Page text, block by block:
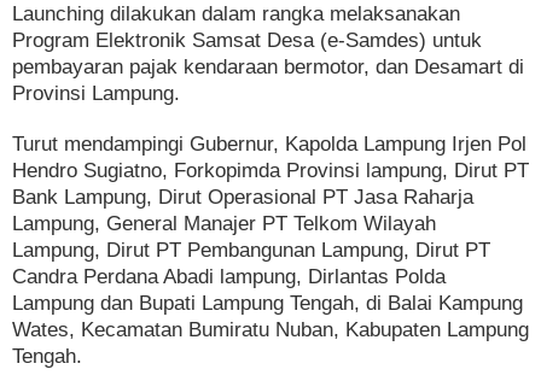
Launching dilakukan dalam rangka melaksanakan
Program Elektronik Samsat Desa (e-Samdes) untuk
pembayaran pajak kendaraan bermotor, dan Desamart di
Provinsi Lampung.
Turut mendampingi Gubernur, Kapolda Lampung Irjen Pol
Hendro Sugiatno, Forkopimda Provinsi lampung, Dirut PT
Bank Lampung, Dirut Operasional PT Jasa Raharja
Lampung, General Manajer PT Telkom Wilayah
Lampung, Dirut PT Pembangunan Lampung, Dirut PT
Candra Perdana Abadi lampung, Dirlantas Polda
Lampung dan Bupati Lampung Tengah, di Balai Kampung
Wates, Kecamatan Bumiratu Nuban, Kabupaten Lampung
Tengah.